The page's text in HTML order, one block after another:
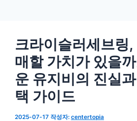
크라이슬러세브링,
매할 가치가 있을
운 유지비의 진실
택 가이드
2025-07-17 작성자: centertopia